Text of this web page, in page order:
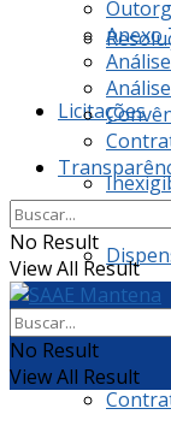
Licitações
Ata
Anexo
No Result
View All Result
No Result
View All Result